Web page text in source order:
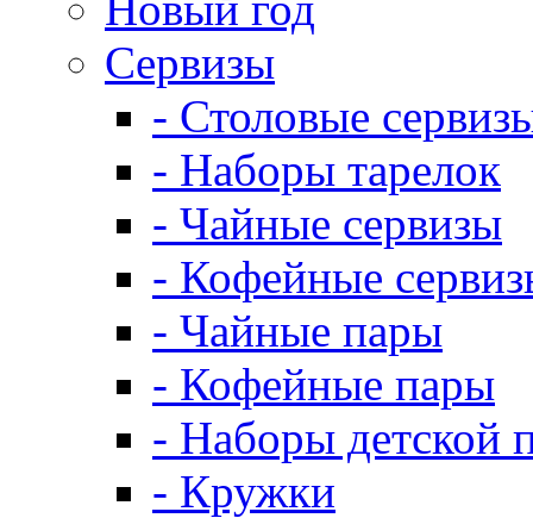
Сервизы
- Столовые
- Наборы тарелок
- Чайные сервизы
- Кофейные
- Чайные пары
- Кофейные пары
- Наборы детской
- Кружки